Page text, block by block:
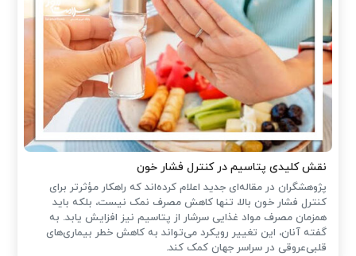
نقش کلیدی پتاسیم در کنترل فشار خون
پژوهشگران در مقاله‌ای جدید اعلام کرده‌اند که راهکار مؤثرتر برای
کنترل فشار خون بالا، تنها کاهش مصرف نمک نیست، بلکه باید
همزمان مصرف مواد غذایی سرشار از پتاسیم نیز افزایش یابد. به
گفته آنان، این تغییر رویکرد می‌تواند به کاهش خطر بیماری‌های
قلبی‌عروقی در سراسر جهان کمک کند.